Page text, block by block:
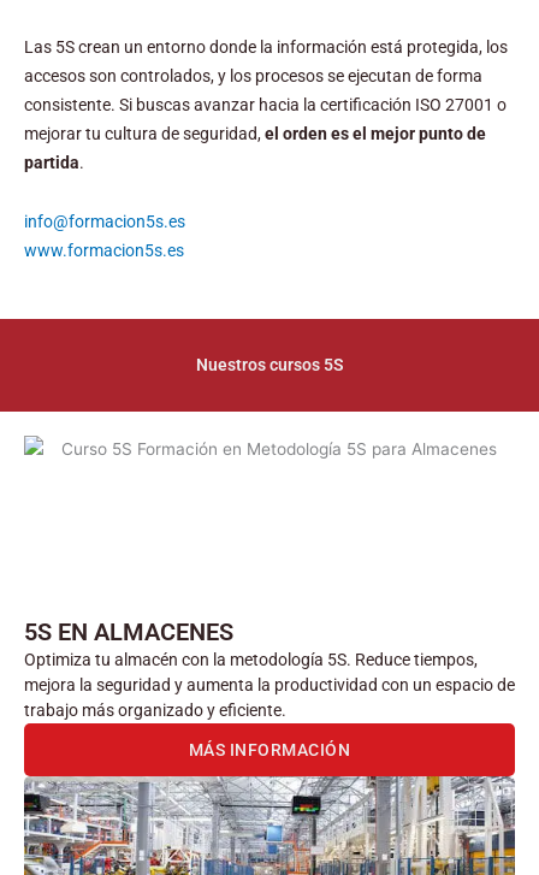
Las 5S crean un entorno donde la información está protegida, los
accesos son controlados, y los procesos se ejecutan de forma
consistente. Si buscas avanzar hacia la certificación ISO 27001 o
mejorar tu cultura de seguridad,el orden es el mejor punto de
partida.
info@formacion5s.es
www.formacion5s.es
Nuestros cursos 5S
5S EN ALMACENES
Optimiza tu almacén con la metodología 5S. Reduce tiempos,
mejora la seguridad y aumenta la productividad con un espacio de
trabajo más organizado y eficiente.
MÁS INFORMACIÓN